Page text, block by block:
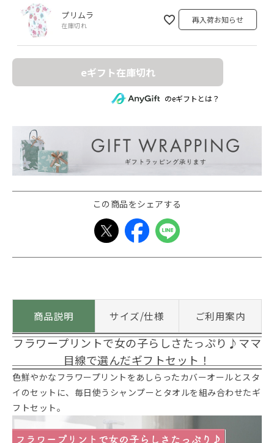
プリムラ
在庫切れ
再入荷お知らせ
eギフト在庫切れ
のeギフトとは？
この商品をシェアする
商品説明 サイズ/仕様 ご利用案内
フラワープリントで女の子らしさたっぷり♪ママ
目線で選んだギフトセット！
色鮮やかなフラワープリントをあしらったカバーオールとスタ
イのセットに、毎日使うシャンプーとタオルを組み合わせたギ
フトセット。